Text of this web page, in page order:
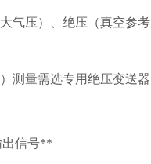
气压）、绝压（真空参
测量需选专用绝压变送
出信号**